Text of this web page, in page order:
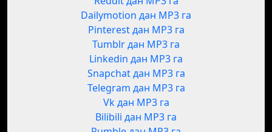
Dailymotion дан MP3 га
Pinterest дан MP3 га
Tumblr дан MP3 га
Linkedin дан MP3 га
Snapchat дан MP3 га
Telegram дан MP3 га
Vk дан MP3 га
Bilibili дан MP3 га